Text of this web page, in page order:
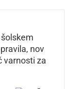
nov
varnosti za